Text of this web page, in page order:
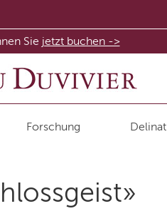
Sie jetzt buchen ->
Forschung Delinat